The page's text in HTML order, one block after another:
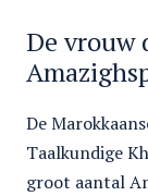
De vrouw
De
Taalkundige
groot aantal